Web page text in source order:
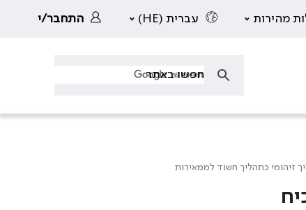
מהירות עברית (HE) התחבר/י
זיהומי כתהליך חשוד לממאירות